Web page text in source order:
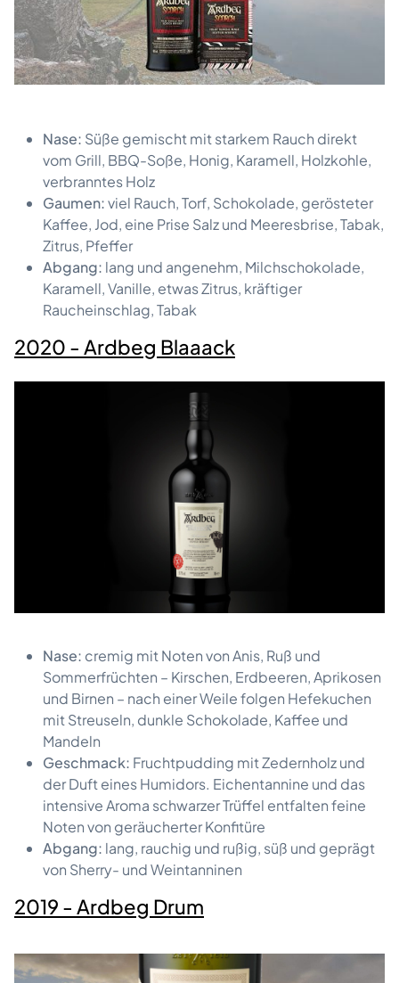
Nase: Süße gemischt mit starkem Rauch direkt
vom Grill, BBQ-Soße, Honig, Karamell, Holzkohle,
verbranntes Holz
Gaumen:viel Rauch, Torf, Schokolade, gerösteter
Kaffee, Jod, eine Prise Salz und Meeresbrise, Tabak,
Zitrus, Pfeffer
Abgang: lang und angenehm, Milchschokolade,
Karamell, Vanille, etwas Zitrus, kräftiger
Raucheinschlag, Tabak
2020 - Ardbeg Blaaack
Nase: cremig mit Noten von Anis, Ruß und
Sommerfrüchten – Kirschen, Erdbeeren, Aprikosen
und Birnen – nach einer Weile folgen Hefekuchen
mit Streuseln, dunkle Schokolade, Kaffee und
Mandeln
Geschmack: Fruchtpudding mit Zedernholz und
der Duft eines Humidors. Eichentannine und das
intensive Aroma schwarzer Trüffel entfalten feine
Noten von geräucherter Konfitüre
Abgang: lang, rauchig und rußig, süß und geprägt
von Sherry- und Weintanninen
2019 - Ardbeg Drum